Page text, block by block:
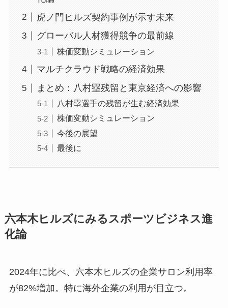
虎ノ門ヒルズ契約事例が示す未来
グローバル人材獲得競争の最前線
株価変動シミュレーション
マルチクラウド戦略の経済効果
まとめ：八村塁残留と東京経済への影響
八村塁選手の残留が生む経済効果
株価変動シミュレーション
今後の展望
最後に
六本木ヒルズにみるスポーツビジネス進
化論
2024年に比べ、六本木ヒルズの企業サロン利用率
が82%増加。特に海外企業の利用が目立つ。